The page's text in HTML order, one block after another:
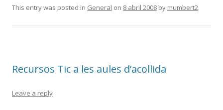
e
k
itt m
ix
This entry was posted in General on 8 abril 2008 by mumbert2.
Recursos Tic a les aules d’acollida
Leave a reply